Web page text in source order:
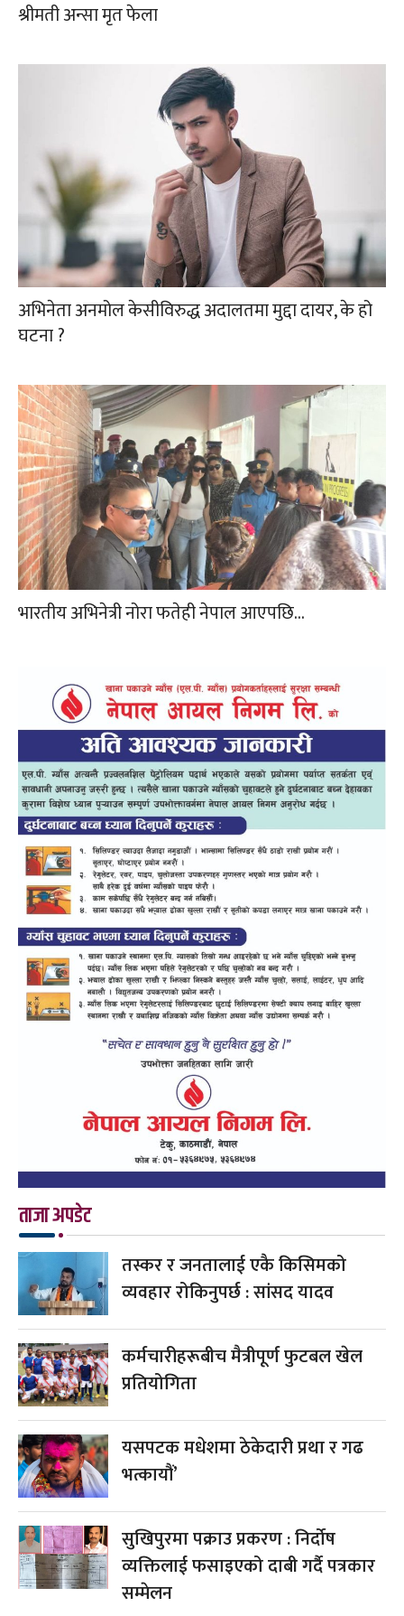
श्रीमती अन्सा मृत फेला
अभिनेता अनमोल केसीविरुद्ध अदालतमा मुद्दा दायर, के हो
घटना ?
भारतीय अभिनेत्री नोरा फतेही नेपाल आएपछि…
ताजा अपडेट
तस्कर र जनतालाई एकै किसिमको
व्यवहार रोकिनुपर्छ : सांसद यादव
कर्मचारीहरूबीच मैत्रीपूर्ण फुटबल खेल
प्रतियोगिता
यसपटक मधेशमा ठेकेदारी प्रथा र गढ
भत्कायौं’
सुखिपुरमा पक्राउ प्रकरण : निर्दोष
व्यक्तिलाई फसाइएको दाबी गर्दै पत्रकार
सम्मेलन